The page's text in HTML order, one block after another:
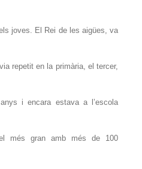
joves. El Rei de les aigües, va
repetit en la primària, el tercer,
i encara estava a l’escola
més gran amb més de 100